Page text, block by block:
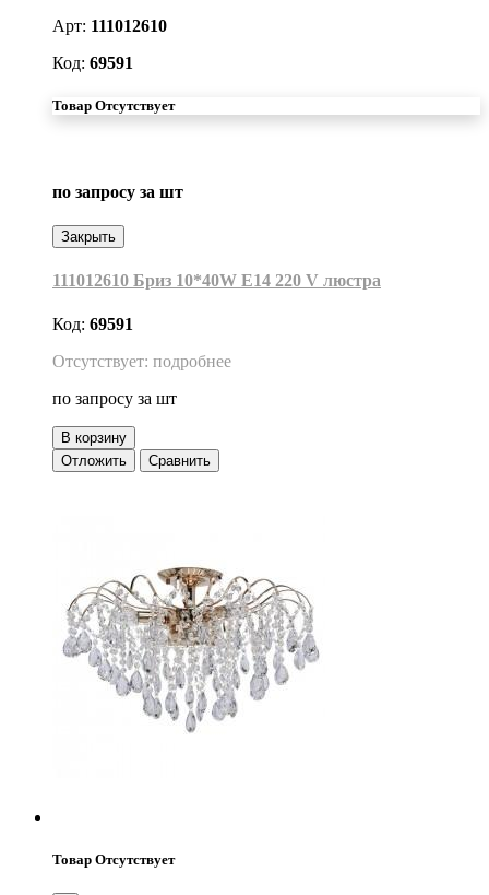
Арт: 111012610
Код: 69591
Товар Отсутствует
по запросу за шт
Закрыть
111012610 Бриз 10*40W Е14 220 V люстра
Код: 69591
Отсутствует: подробнее
по запросу за шт
В корзину
Отложить
Сравнить
Товар Отсутствует